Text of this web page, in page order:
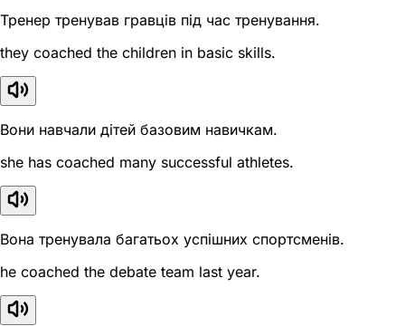
Тренер тренував гравців під час тренування.
they coached the children in basic skills.
Вони навчали дітей базовим навичкам.
she has coached many successful athletes.
Вона тренувала багатьох успішних спортсменів.
he coached the debate team last year.